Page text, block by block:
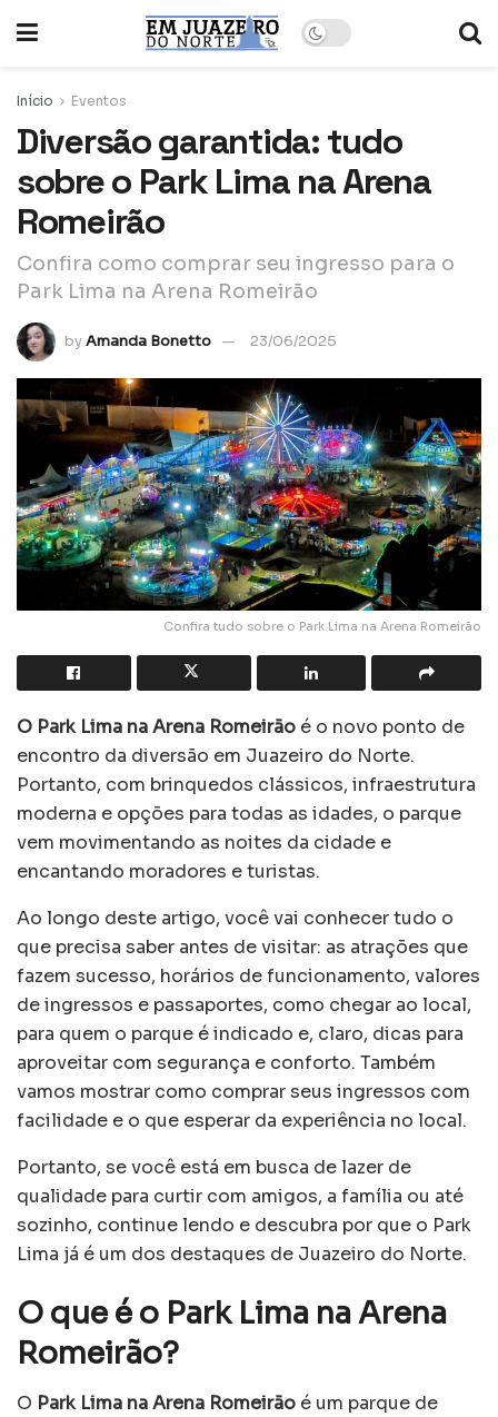
Início Eventos
Diversão garantida: tudo
sobre o Park Lima na Arena
Romeirão
Confira como comprar seu ingresso para o
Park Lima na Arena Romeirão
byAmanda Bonetto 23/06/2025
Confira tudo sobre o Park Lima na Arena Romeirão
O Park Lima na Arena Romeirão é o novo ponto de
encontro da diversão em Juazeiro do Norte.
Portanto, com brinquedos clássicos, infraestrutura
moderna e opções para todas as idades, o parque
vem movimentando as noites da cidade e
encantando moradores e turistas.
Ao longo deste artigo, você vai conhecer tudo o
que precisa saber antes de visitar: as atrações que
fazem sucesso, horários de funcionamento, valores
de ingressos e passaportes, como chegar ao local,
para quem o parque é indicado e, claro, dicas para
aproveitar com segurança e conforto. Também
vamos mostrar como comprar seus ingressos com
facilidade e o que esperar da experiência no local.
Portanto, se você está em busca de lazer de
qualidade para curtir com amigos, a família ou até
sozinho, continue lendo e descubra por que o Park
Lima já é um dos destaques de Juazeiro do Norte.
O que é o Park Lima na Arena
Romeirão?
O Park Lima na Arena Romeirão é um parque de